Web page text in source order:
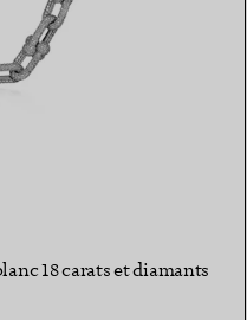
18 carats et diamants